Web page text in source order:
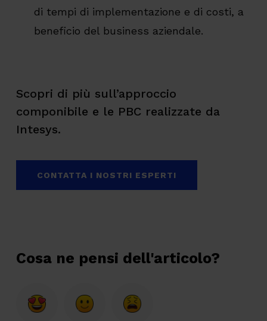
di tempi di implementazione e di costi, a
beneficio del business aziendale.
Scopri di più sull’approccio
componibile e le PBC realizzate da
Intesys.
CONTATTA I NOSTRI ESPERTI
Cosa ne pensi dell'articolo?